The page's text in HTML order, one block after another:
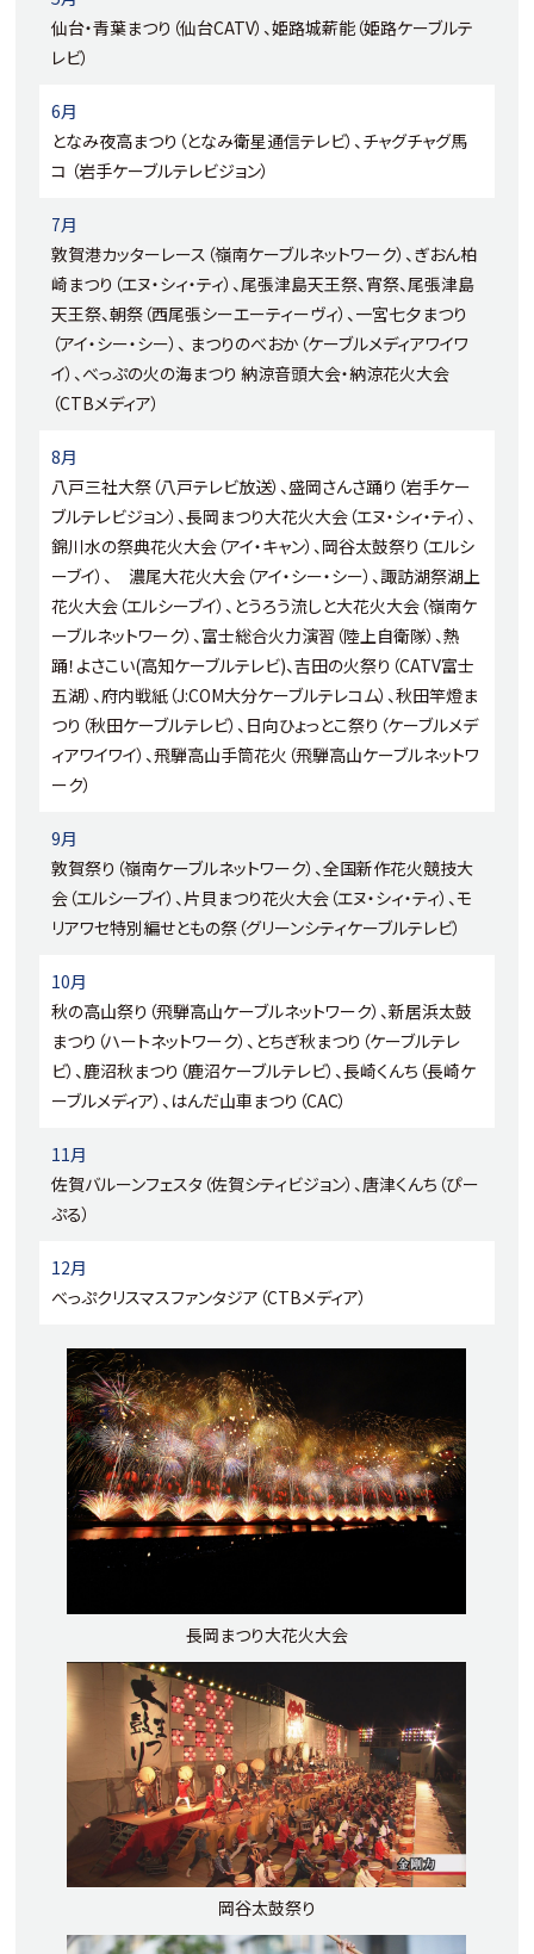
仙台・青葉まつり（仙台CATV）、姫路城薪能（姫路ケーブルテ
レビ）
6月
となみ夜高まつり（となみ衛星通信テレビ）、チャグチャグ馬
コ （岩手ケーブルテレビジョン）
7月
敦賀港カッターレース（嶺南ケーブルネットワーク）、ぎおん柏
崎まつり（エヌ・シィ・ティ）、尾張津島天王祭、宵祭、尾張津島
天王祭、朝祭（西尾張シーエーティーヴィ）、一宮七夕まつり
（アイ・シー・シー）、 まつりのべおか（ケーブルメディアワイワ
イ）、べっぷの火の海まつり 納涼音頭大会・納涼花火大会
（CTBメディア）
8月
八戸三社大祭（八戸テレビ放送）、盛岡さんさ踊り（岩手ケー
ブルテレビジョン）、長岡まつり大花火大会（エヌ・シィ・ティ）、
錦川水の祭典花火大会（アイ・キャン）、岡谷太鼓祭り（エルシ
ーブイ）、 濃尾大花火大会（アイ・シー・シー）、諏訪湖祭湖上
花火大会（エルシーブイ）、とうろう流しと大花火大会（嶺南ケ
ーブルネットワーク）、富士総合火力演習（陸上自衛隊）、熱
踊！よさこい(高知ケーブルテレビ)、吉田の火祭り（CATV富士
五湖）、府内戦紙（J:COM大分ケーブルテレコム）、秋田竿燈ま
つり（秋田ケーブルテレビ）、日向ひょっとこ祭り（ケーブルメデ
ィアワイワイ）、飛騨高山手筒花火（飛騨高山ケーブルネットワ
ーク）
9月
敦賀祭り（嶺南ケーブルネットワーク）、全国新作花火競技大
会（エルシーブイ）、片貝まつり花火大会（エヌ・シィ・ティ）、モ
リアワセ特別編せともの祭（グリーンシティケーブルテレビ）
10月
秋の高山祭り（飛騨高山ケーブルネットワーク）、新居浜太鼓
まつり（ハートネットワーク）、とちぎ秋まつり（ケーブルテレ
ビ）、鹿沼秋まつり（鹿沼ケーブルテレビ）、長崎くんち（長崎ケ
ーブルメディア）、はんだ山車まつり（CAC）
11月
佐賀バルーンフェスタ（佐賀シティビジョン）、唐津くんち（ぴー
ぷる）
12月
べっぷクリスマスファンタジア（CTBメディア）
長岡まつり大花火大会
岡谷太鼓祭り